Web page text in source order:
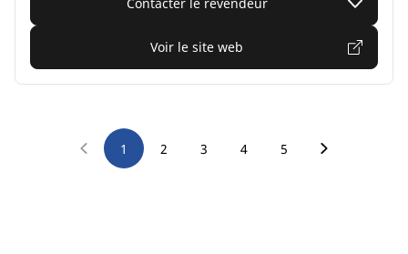
Voir le site web
1 2 3 4 5